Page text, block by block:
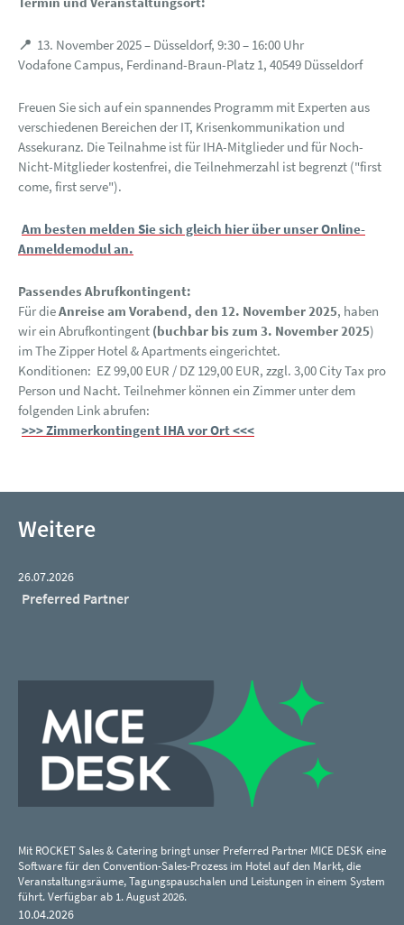
📍 13. November 2025 – Düsseldorf, 9:30 – 16:00 Uhr
Vodafone Campus, Ferdinand-Braun-Platz 1, 40549 Düsseldorf
Freuen Sie sich auf ein spannendes Programm mit Experten aus
verschiedenen Bereichen der IT, Krisenkommunikation und
Assekuranz. Die Teilnahme ist für IHA-Mitglieder und für Noch-
Nicht-Mitglieder kostenfrei, die Teilnehmerzahl ist begrenzt ("first
come, first serve").
Am besten melden Sie sich gleich hier über unser Online-
Anmeldemodul an.
Passendes Abrufkontingent:
Für dieAnreise am Vorabend, den 12. November 2025, haben
wir ein Abrufkontingent (buchbar bis zum 3. November 2025)
im The Zipper Hotel & Apartments eingerichtet.
Konditionen: EZ 99,00 EUR / DZ 129,00 EUR, zzgl. 3,00 City Tax pro
Person und Nacht. Teilnehmer können ein Zimmer unter dem
folgenden Link abrufen:
>>> Zimmerkontingent IHA vor Ort <<<
Weitere
26.07.2026
Preferred Partner
Mit ROCKET Sales & Catering bringt unser Preferred Partner MICE DESK eine
Software für den Convention-Sales-Prozess im Hotel auf den Markt, die
Veranstaltungsräume, Tagungspauschalen und Leistungen in einem System
führt. Verfügbar ab 1. August 2026.
10.04.2026